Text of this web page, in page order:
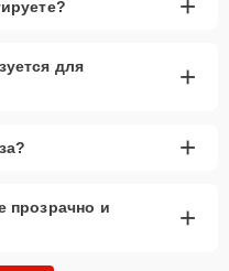
для
+
+
прозрачно и
+